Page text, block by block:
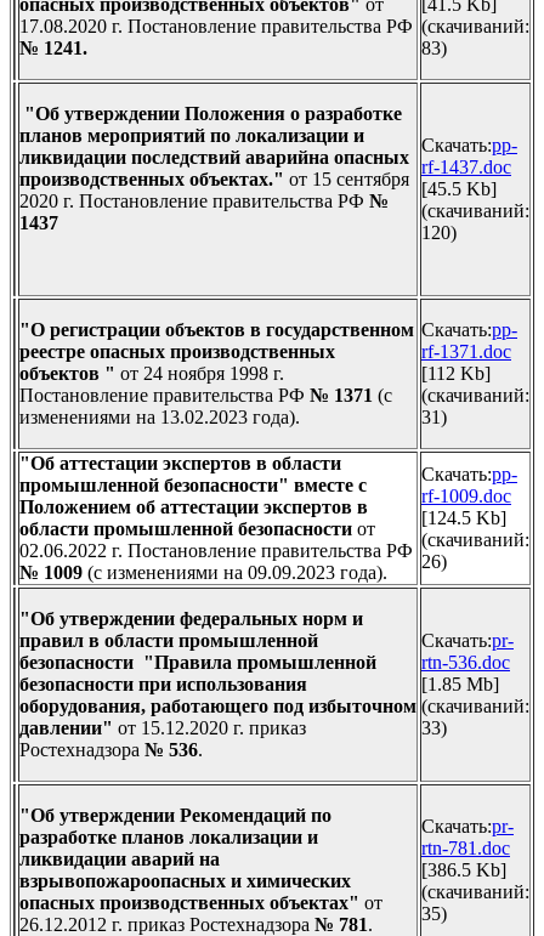
17.08.2020 г. Постановление правительства РФ
№ 1241.
(cкачиваний:
83)
"Об утверждении Положения о разработке
планов мероприятий по локализации и
ликвидации последствий аварийна опасных
производственных объектах." от 15 сентября
2020 г. Постановление правительства РФ №
1437
Скачать:pp-
rf-1437.doc
[45.5 Kb]
(cкачиваний:
120)
"О регистрации объектов в государственном
реестре опасных производственных
объектов " от 24 ноября 1998 г.
Постановление правительства РФ № 1371 (с
изменениями на 13.02.2023 года).
Скачать:pp-
rf-1371.doc
[112 Kb]
(cкачиваний:
31)
"Об аттестации экспертов в области
промышленной безопасности" вместе с
Положением об аттестации экспертов в
области промышленной безопасности от
02.06.2022 г. Постановление правительства РФ
№ 1009 (с изменениями на 09.09.2023 года).
Скачать:pp-
rf-1009.doc
[124.5 Kb]
(cкачиваний:
26)
"Об утверждении федеральных норм и
правил в области промышленной
безопасности "Правила промышленной
безопасности при использования
оборудования, работающего под избыточном
давлении" от 15.12.2020 г. приказ
Ростехнадзора № 536.
Скачать:pr-
rtn-536.doc
[1.85 Mb]
(cкачиваний:
33)
"Об утверждении Рекомендаций по
разработке планов локализации и
ликвидации аварий на
взрывопожароопасных и химических
опасных производственных объектах" от
26.12.2012 г. приказ Ростехнадзора № 781.
Скачать:pr-
rtn-781.doc
[386.5 Kb]
(cкачиваний:
35)